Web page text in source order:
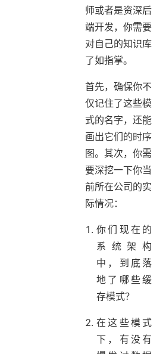
师或者是资深后
端开发，你需要
对自己的知识库
了如指掌。
首先，确保你不
仅记住了这些模
式的名字，还能
画出它们的时序
图。其次，你需
要深挖一下你当
前所在公司的实
际情况：
你们现在的
系统架构
中，到底落
地了哪些缓
存模式？
在这些模式
下，有没有